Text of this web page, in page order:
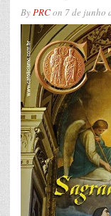
ByPRCon 7 de junho